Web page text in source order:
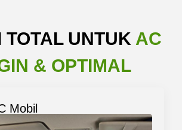
TOTAL UNTUK AC
& OPTIMAL
Mobil